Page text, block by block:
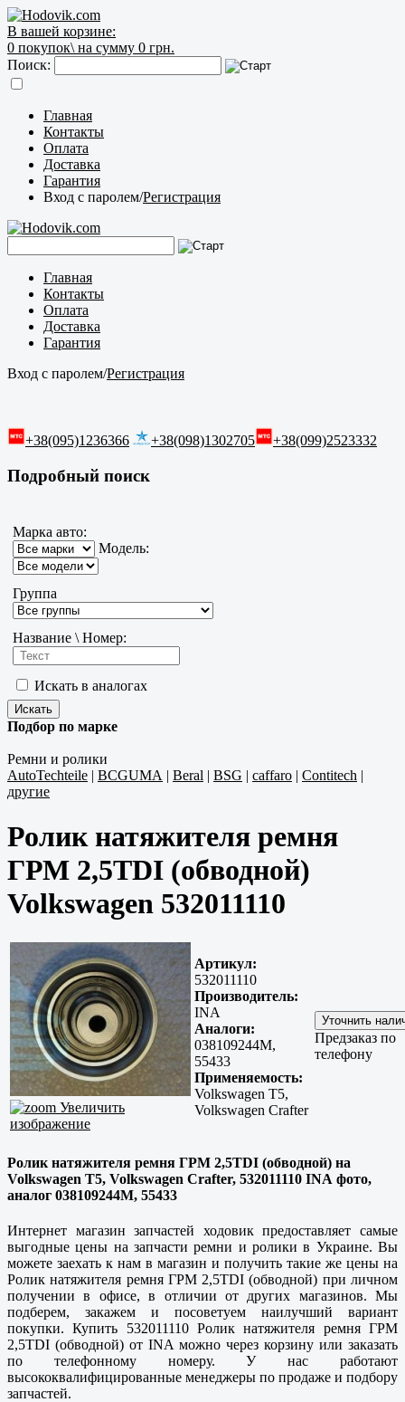
В вашей корзине:
0 покупок\ на сумму 0 грн.
Поиск:
Главная
Контакты
Оплата
Доставка
Гарантия
Вход с паролем/Регистрация
Главная
Контакты
Оплата
Доставка
Гарантия
Вход с паролем/Регистрация
+38(095)1236366 +38(098)1302705 +38(099)2523332
Подробный поиск
Марка авто:
Модель:
Группа
Название \ Номер:
Искать в аналогах
Подбор по марке
Ремни и ролики
AutoTechteile | BCGUMA | Beral | BSG | caffaro | Contitech |
другие
Ролик натяжителя ремня
ГРМ 2,5TDI (обводной)
Volkswagen 532011110
Увеличить
изображение
Артикул:
532011110
Производитель:
INA
Аналоги:
038109244M,
55433
Применяемость:
Volkswagen T5,
Volkswagen Crafter
Предзаказ по
телефону
Ролик натяжителя ремня ГРМ 2,5TDI (обводной) на
Volkswagen T5, Volkswagen Crafter, 532011110 INA фото,
аналог 038109244M, 55433
Интернет магазин запчастей ходовик предоставляет самые
выгодные цены на запчасти ремни и ролики в Украине. Вы
можете заехать к нам в магазин и получить такие же цены на
Ролик натяжителя ремня ГРМ 2,5TDI (обводной) при личном
получении в офисе, в отличии от других магазинов. Мы
подберем, закажем и посоветуем наилучший вариант
покупки. Купить 532011110 Ролик натяжителя ремня ГРМ
2,5TDI (обводной) от INA можно через корзину или заказать
по телефонному номеру. У нас работают
высококвалифицированные менеджеры по продаже и подбору
запчастей.